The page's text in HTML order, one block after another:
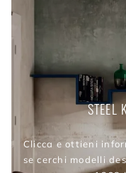
STEEL
Clicca e ottieni
se cerchi modelli